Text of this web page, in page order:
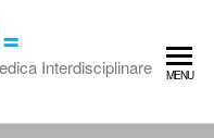
Interdisciplinare
MENU